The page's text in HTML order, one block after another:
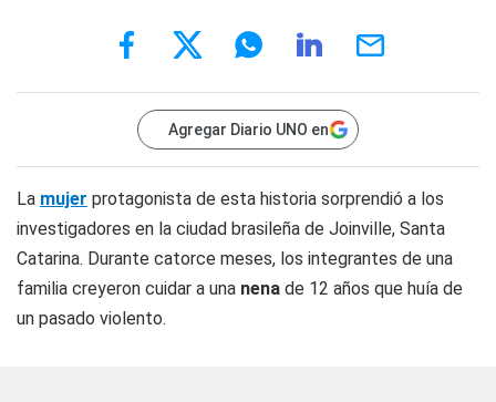
Agregar Diario UNO en
La mujer protagonista de esta historia sorprendió a los
investigadores en la ciudad brasileña de Joinville, Santa
Catarina. Durante catorce meses, los integrantes de una
familia creyeron cuidar a una nena de 12 años que huía de
un pasado violento.